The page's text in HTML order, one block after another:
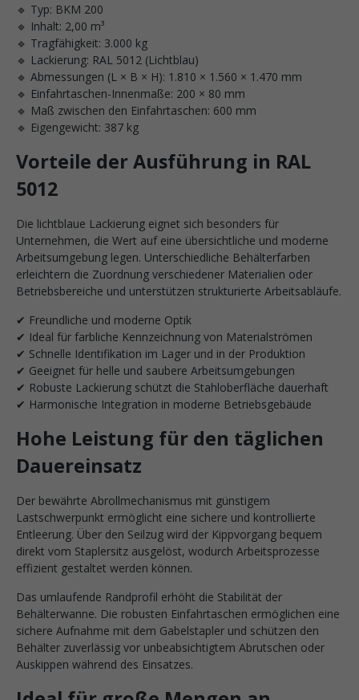
🔹 Typ: BKM 200
🔹 Inhalt: 2,00 m³
🔹 Tragfähigkeit: 3.000 kg
🔹 Lackierung: RAL 5012 (Lichtblau)
🔹 Abmessungen (L × B × H): 1.810 × 1.560 × 1.470 mm
🔹 Einfahrtaschen-Innenmaße: 200 × 80 mm
🔹 Maß zwischen den Einfahrtaschen: 600 mm
🔹 Eigengewicht: 387 kg
Vorteile der Ausführung in RAL
5012
Die lichtblaue Lackierung eignet sich besonders für
Unternehmen, die Wert auf eine übersichtliche und moderne
Arbeitsumgebung legen. Unterschiedliche Behälterfarben
erleichtern die Zuordnung verschiedener Materialien oder
Betriebsbereiche und unterstützen strukturierte Arbeitsabläufe.
✔ Freundliche und moderne Optik
✔ Ideal für farbliche Kennzeichnung von Materialströmen
✔ Schnelle Identifikation im Lager und in der Produktion
✔ Geeignet für helle und saubere Arbeitsumgebungen
✔ Robuste Lackierung schützt die Stahloberfläche dauerhaft
✔ Harmonische Integration in moderne Betriebsgebäude
Hohe Leistung für den täglichen
Dauereinsatz
Der bewährte Abrollmechanismus mit günstigem
Lastschwerpunkt ermöglicht eine sichere und kontrollierte
Entleerung. Über den Seilzug wird der Kippvorgang bequem
direkt vom Staplersitz ausgelöst, wodurch Arbeitsprozesse
effizient gestaltet werden können.
Das umlaufende Randprofil erhöht die Stabilität der
Behälterwanne. Die robusten Einfahrtaschen ermöglichen eine
sichere Aufnahme mit dem Gabelstapler und schützen den
Behälter zuverlässig vor unbeabsichtigtem Abrutschen oder
Auskippen während des Einsatzes.